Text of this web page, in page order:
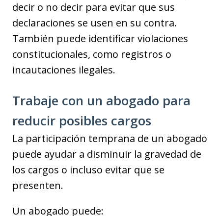
decir o no decir para evitar que sus
declaraciones se usen en su contra.
También puede identificar violaciones
constitucionales, como registros o
incautaciones ilegales.
Trabaje con un abogado para
reducir posibles cargos
La participación temprana de un abogado
puede ayudar a disminuir la gravedad de
los cargos o incluso evitar que se
presenten.
Un abogado puede: